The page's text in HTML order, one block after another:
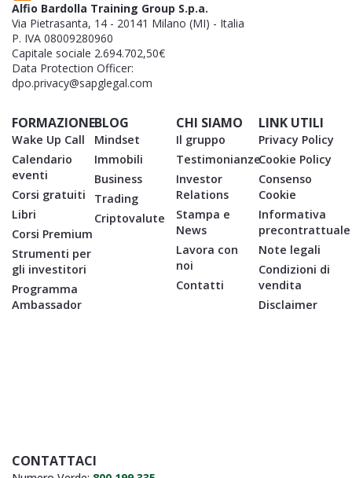
Alfio Bardolla Training Group S.p.a.
Via Pietrasanta, 14 - 20141 Milano (MI) - Italia
P. IVA 08009280960
Capitale sociale 2.694.702,50€
Data Protection Officer:
dpo.privacy@sapglegal.com
FORMAZIONE
Wake Up Call
Calendario
eventi
Corsi gratuiti
Libri
Corsi Premium
Strumenti per
gli investitori
Programma
Ambassador
BLOG
Mindset
Immobili
Business
Trading
Criptovalute
CHI SIAMO
Il gruppo
Testimonianze
Investor
Relations
Stampa e
News
Lavora con
noi
Contatti
LINK UTILI
Privacy Policy
Cookie Policy
Consenso
Cookie
Informativa
precontrattuale
Note legali
Condizioni di
vendita
Disclaimer
CONTATTACI